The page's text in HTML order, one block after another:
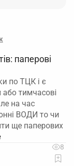
паперові
по ТЦК і є
або тимчасові
на час
ВОДИ то чи
ще паперових
8